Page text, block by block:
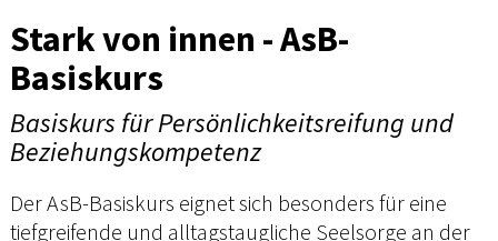
Stark von innen - AsB-
Basiskurs
Basiskurs für Persönlichkeitsreifung und
Beziehungskompetenz
Der AsB-Basiskurs eignet sich besonders für eine
tiefgreifende und alltagstaugliche Seelsorge an der